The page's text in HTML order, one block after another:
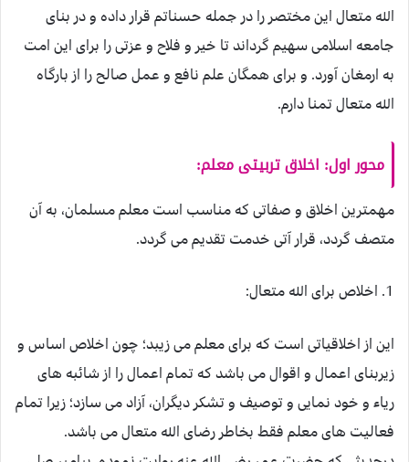
الله متعال این مختصر را در جمله حسناتم قرار داده و در بنای
جامعه اسلامی سهیم گرداند تا خیر و فلاح و عزتی را برای این امت
به ارمغان آورد. و برای همگان علم نافع و عمل صالح را از بارگاه
الله متعال تمنا دارم.
محور اول: اخلاق تربیتی معلم:
مهمترین اخلاق و صفاتی که مناسب است معلم مسلمان، به آن
متصف گردد، قرار آتی خدمت تقدیم می گردد.
1. اخلاص برای الله متعال:
این از اخلاقیاتی است که برای معلم می زیبد؛ چون اخلاص اساس و
زیربنای اعمال و اقوال می باشد که تمام اعمال را از شائبه های
ریاء و خود نمایی و توصیف و تشکر دیگران، آزاد می سازد؛ زیرا تمام
فعالیت های معلم فقط بخاطر رضای الله متعال می باشد.